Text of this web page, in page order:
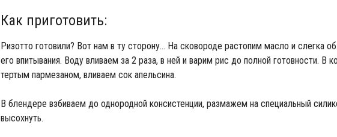
Как приготовить:
Ризотто готовили? Вот нам в ту сторону… На сковороде растопим масло и слегка
его впитывания. Воду вливаем за 2 раза, в ней и варим рис до полной готовности. В
тертым пармезаном, вливаем сок апельсина.
В блендере взбиваем до однородной консистенции, размажем на специальный
высохнуть.